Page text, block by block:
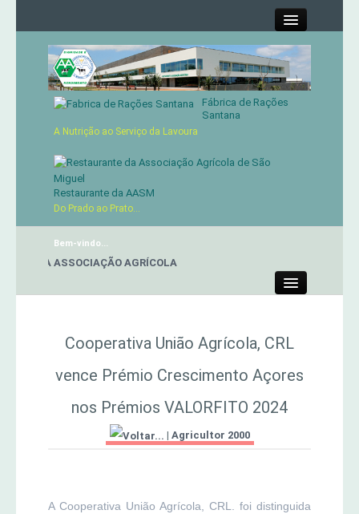
Contactos
Serviços
Concursos Micaelenses
Publicações AASM
Fábrica de Rações
Santana
A Nutrição ao Serviço da Lavoura
Restaurante da AASM
Do Prado ao Prato...
Bem-vindo...
DA ASSOCIAÇÃO AGRÍCOLA
MERCADO AGRÍCOLA DE SANTANA
Cooperativa União Agrícola, CRL
vence Prémio Crescimento Açores
nos Prémios VALORFITO 2024
| Agricultor 2000
A Cooperativa União Agrícola, CRL. foi distinguida